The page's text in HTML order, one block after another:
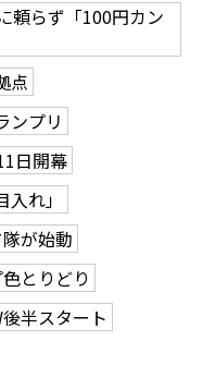
頼らず「100円カン
点
ンプリ
日開幕
れ」
が始動
とりどり
半スタート